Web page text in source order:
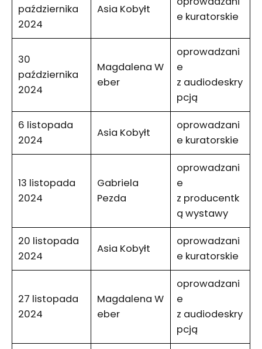
października
2024
Asia Kobyłt
e kuratorskie
30
października
2024
Magdalena W
eber
oprowadzani
e
z audiodeskry
pcją
6 listopada
2024
Asia Kobyłt
oprowadzani
e kuratorskie
13 listopada
2024
Gabriela
Pezda
oprowadzani
e
z producentk
ą wystawy
20 listopada
2024
Asia Kobyłt
oprowadzani
e kuratorskie
27 listopada
2024
Magdalena W
eber
oprowadzani
e
z audiodeskry
pcją